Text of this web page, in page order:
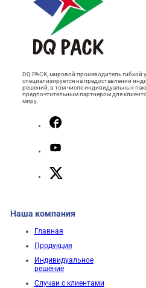
DQ PACK, мировой производитель
специализируется на предоставлении
решений, в том числе индивидуальных
предпочтительным партнером для
миру.
Наша компания
Главная
Продукция
Индивидуальное
решение
Случаи с клиентами